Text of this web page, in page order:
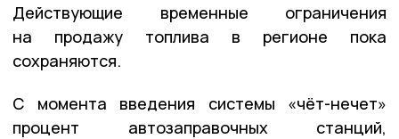
Действующие временные ограничения
на продажу топлива в регионе пока
сохраняются.
С момента введения системы «чёт-нечет»
процент автозаправочных станций,